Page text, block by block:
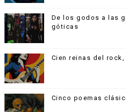
De los godos a las
góticas
Cien reinas del rock,
Cinco poemas